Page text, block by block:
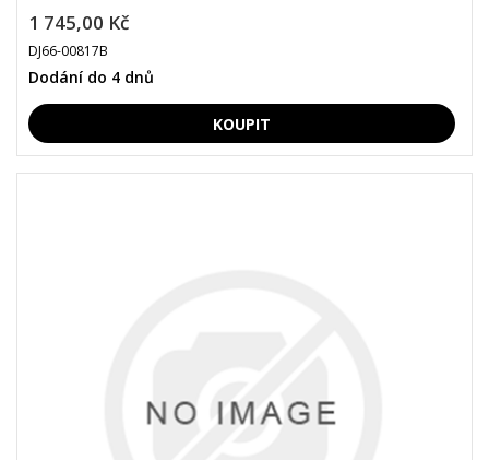
1 745,00 Kč
DJ66-00817B
Dodání do 4 dnů